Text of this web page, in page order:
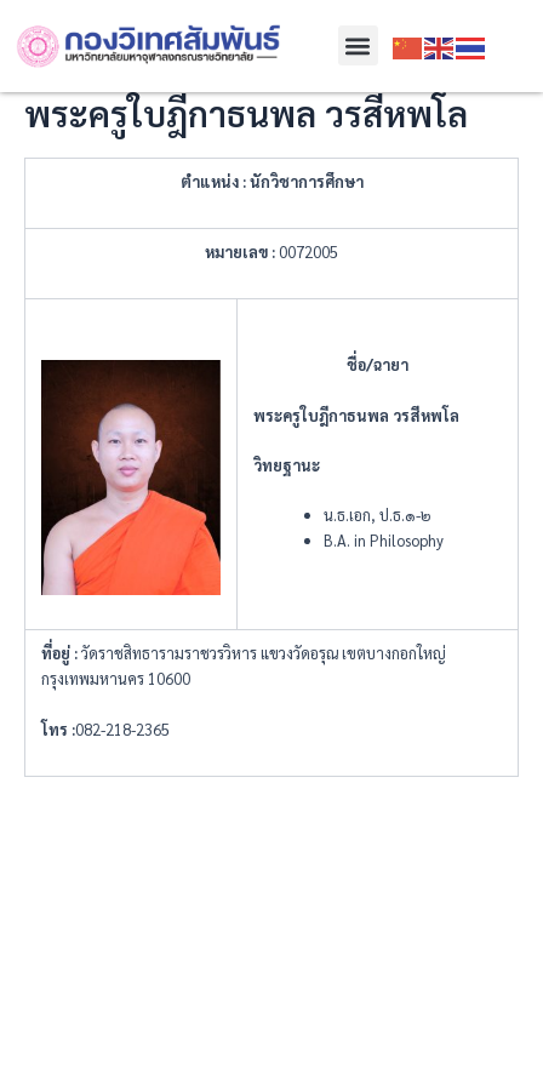
content
Menu
พระครูใบฎีกาธนพล วรสีหพโล
ตำแหน่ง : นักวิชาการศึกษา
หมายเลข : 0072005
ชื่อ/ฉายา
พระครูใบฎีกาธนพล วรสีหพโล
วิทยฐานะ
น.ธ.เอก, ป.ธ.๑-๒
B.A. in Philosophy
ที่อยู่ :วัดราชสิทธารามราชวรวิหาร แขวงวัดอรุณ เขตบางกอกใหญ่
กรุงเทพมหานคร 10600
โทร :082-218-2365